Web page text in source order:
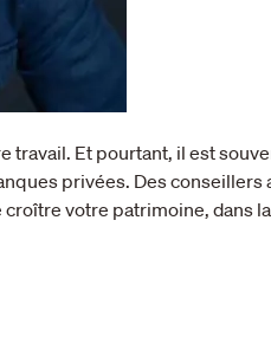
travail. Et pourtant, il est
privées. Des
votre patrimoine, dans